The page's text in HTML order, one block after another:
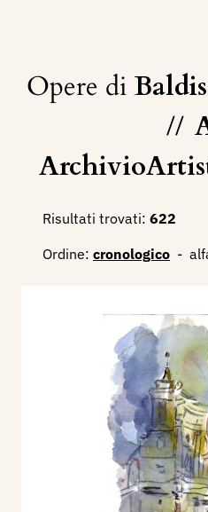
Opere di
//
Risultati trovati: 622
Ordine: cronologico -